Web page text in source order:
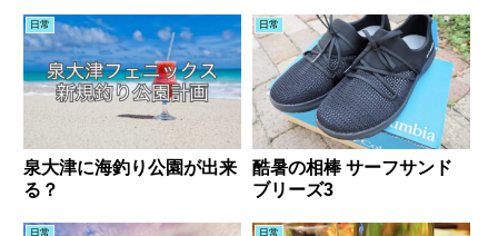
日常
泉大津に海釣り公園が出来
る？
日常
酷暑の相棒 サーフサンド
ブリーズ3
日常 日常